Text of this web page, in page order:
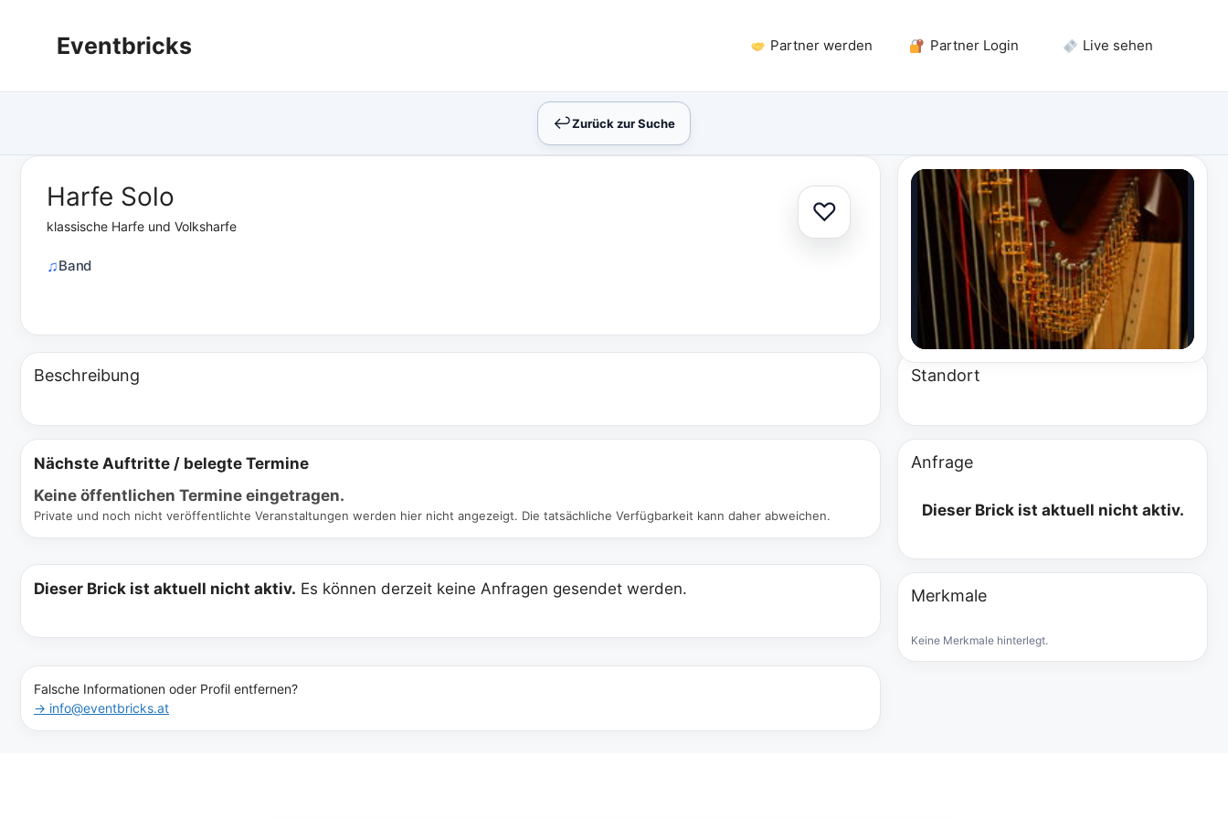
springenEventbricks Partner werden Partner Login Live sehen
↩︎Zurück zur Suche
♡Zur Auswahl hinzufügen
Harfe Solo
klassische Harfe und Volksharfe
Band
Beschreibung
Nächste Auftritte / belegte Termine
Keine öffentlichen Termine eingetragen.
Private und noch nicht veröffentlichte Veranstaltungen werden hier nicht angezeigt. Die tatsächliche Verfügbarkeit kann daher abweichen.
Dieser Brick ist aktuell nicht aktiv. Es können derzeit keine Anfragen gesendet werden.
Falsche Informationen oder Profil entfernen?
→ info@eventbricks.at
Standort
Anfrage
Dieser Brick ist aktuell nicht aktiv.
Merkmale
Keine Merkmale hinterlegt.